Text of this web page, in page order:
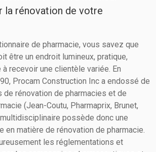
la rénovation de votre
de pharmacie, vous savez que
être un endroit lumineux, pratique,
recevoir une clientèle variée. En
Procam Construction Inc a endossé de
de rénovation de pharmacies et de
(Jean-Coutu, Pharmaprix, Brunet,
possède donc une
en matière de rénovation de pharmacie.
les réglementations et